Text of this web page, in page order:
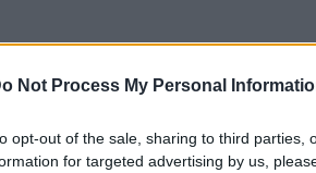
Not Process My Personal
opt-out of the sale, sharing to third parties,
for targeted advertising by us,